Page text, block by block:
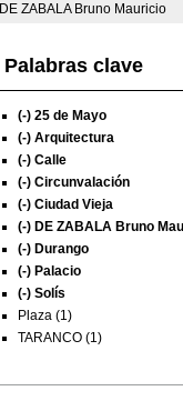
DE ZABALA Bruno Mauricio
Palabras clave
(-) 25 de Mayo
(-) Arquitectura
(-) Calle
(-) Circunvalación
(-) Ciudad Vieja
(-) DE ZABALA Bruno
(-) Durango
(-) Palacio
(-) Solís
Plaza (1)
TARANCO (1)